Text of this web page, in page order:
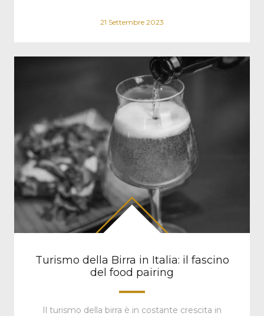
21 Settembre 2023
Turismo della Birra in Italia: il fascino
del food pairing
Il turismo della birra è in costante crescita in